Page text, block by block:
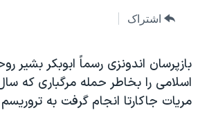
جهش
جستجوویژه برنامه‌ها
ویدیوها
فرهنگ و زندگی
۲۵۰سالگی آمریکا
بایگانی برنامه‌های تلویزیونی
مستندها
فرکانس‌های صدای آمریکا
یادگیری زبان انگلیسی
دنبال کنید
اشتراک
بازپرسان اندونزی رسماً ابوبکر بشير
اسلامی را بخاطر حمله مرگباری که
مريات جاکارتا انجام گرفت به